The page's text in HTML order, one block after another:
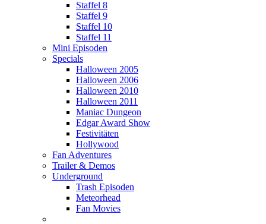
Staffel 8
Staffel 9
Staffel 10
Staffel 11
Mini Episoden
Specials
Halloween 2005
Halloween 2006
Halloween 2010
Halloween 2011
Maniac Dungeon
Edgar Award Show
Festivitäten
Hollywood
Fan Adventures
Trailer & Demos
Underground
Trash Episoden
Meteorhead
Fan Movies